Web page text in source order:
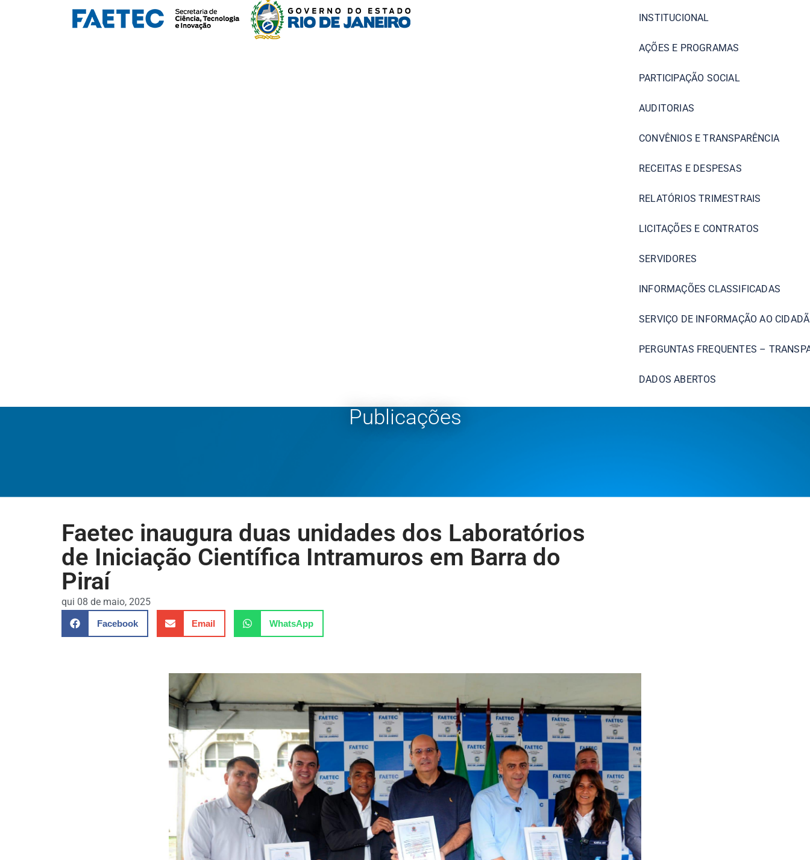
INSTITUCIONAL
AÇÕES E PROGRAMAS
PARTICIPAÇÃO SOCIAL
AUDITORIAS
CONVÊNIOS E TRANSPARÊNCIA
RECEITAS E DESPESAS
RELATÓRIOS TRIMESTRAIS
LICITAÇÕES E CONTRATOS
SERVIDORES
INFORMAÇÕES CLASSIFICADAS
SERVIÇO DE INFORMAÇÃO AO
PERGUNTAS FREQUENTES –
DADOS ABERTOS
Publicações
Faetec inaugura duas unidades dos Laboratórios
de Iniciação Científica Intramuros em Barra do
Piraí
qui 08 de maio, 2025
Facebook Email WhatsApp